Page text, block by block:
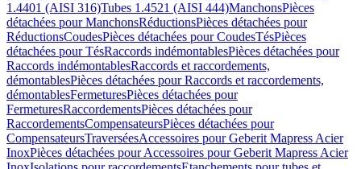
1.4401 (AISI 316)Tubes 1.4521 (AISI 444)ManchonsPièces
détachées pour ManchonsRéductionsPièces détachées pour
RéductionsCoudesPièces détachées pour CoudesTésPièces
détachées pour TésRaccords indémontablesPièces détachées pour
Raccords indémontablesRaccords et raccordements,
démontablesPièces détachées pour Raccords et raccordements,
démontablesFermeturesPièces détachées pour
FermeturesRaccordementsPièces détachées pour
RaccordementsCompensateursPièces détachées pour
CompensateursTraverséesAccessoires pour Geberit Mapress Acier
InoxPièces détachées pour Accessoires pour Geberit Mapress Acier